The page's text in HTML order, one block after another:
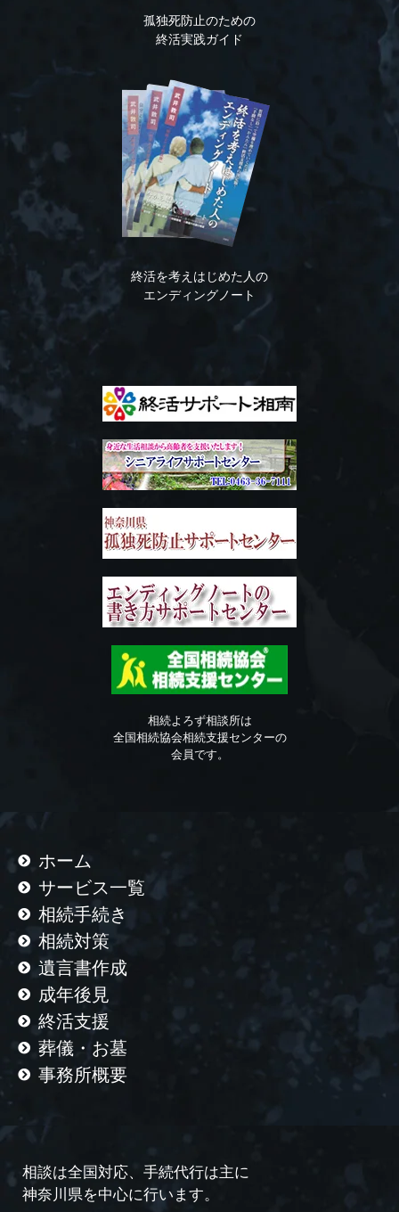
孤独死防止のための
終活実践ガイド
終活を考えはじめた人の
エンディングノート
相続よろず相談所は
全国相続協会相続支援センターの
会員です。
ホーム
サービス一覧
相続手続き
相続対策
遺言書作成
成年後見
終活支援
葬儀・お墓
事務所概要
相談は全国対応、手続代行は主に
神奈川県を中心に行います。